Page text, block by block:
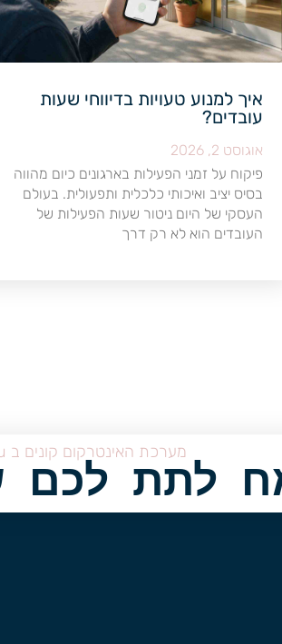
איך למנוע טעויות בדיווחי שעות
עובדים?
אוגוסט 2, 2026
פיקוח על זמני הפעילות בארגונים כיום מהווה
בסיס יציב ואיכותי כלכלית ותפעולית. בעולם
העסקי של היום ניטור שעות הפעילות של
העובדים הוא לא רק דרך
מערכת האינטרקום קונים ב Locker4u
לתת לכם